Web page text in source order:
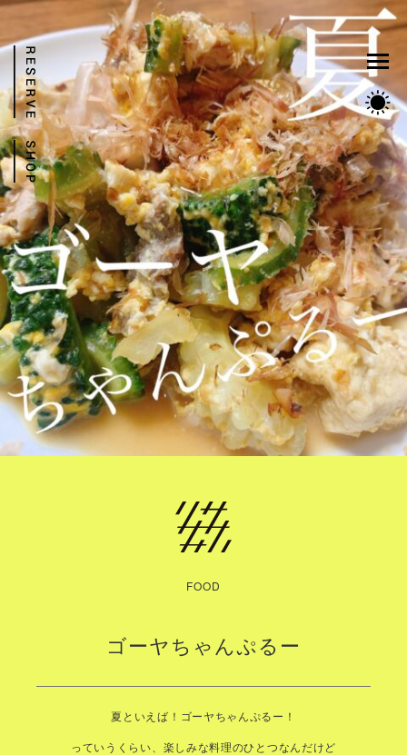
FOOD
ゴーヤちゃんぷるー
夏といえば！ゴーヤちゃんぷるー！
っていうくらい、楽しみな料理のひとつなんだけど